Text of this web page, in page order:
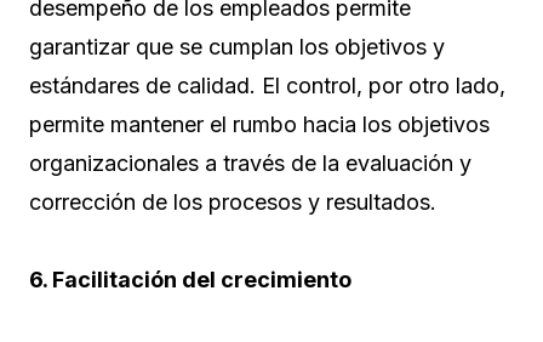
desempeño de los empleados permite
garantizar que se cumplan los objetivos y
estándares de calidad. El control, por otro lado,
permite mantener el rumbo hacia los objetivos
organizacionales a través de la evaluación y
corrección de los procesos y resultados.
6. Facilitación del crecimiento